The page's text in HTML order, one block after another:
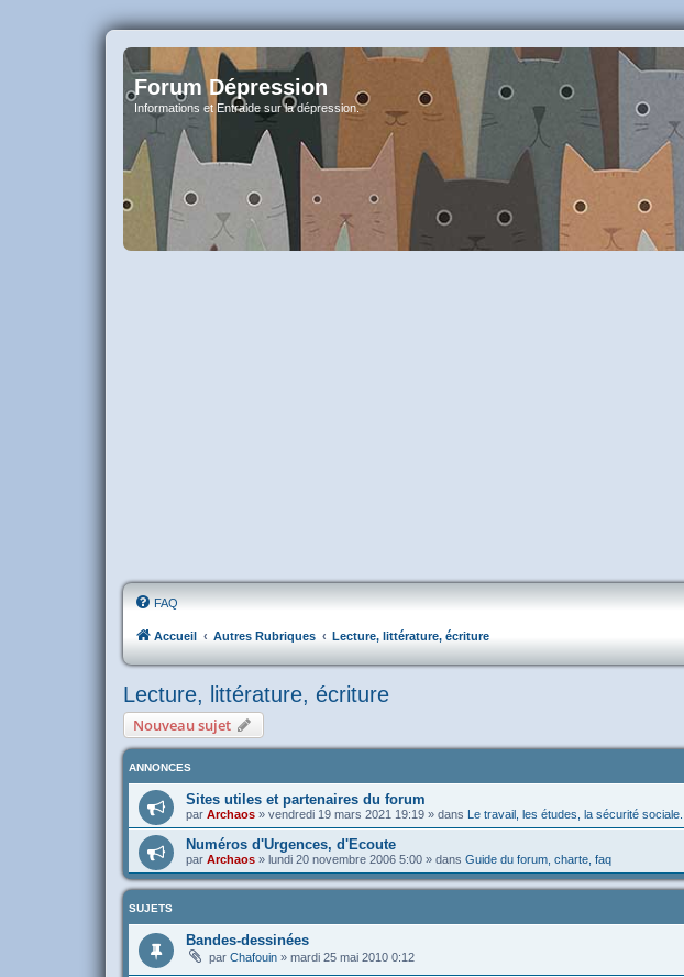
Forum Dépression
Informations et Entraide sur la dépression.
FAQ
Accueil Autres Rubriques Lecture, littérature, écriture
Lecture, littérature, écriture
Nouveau sujet
ANNONCES
Sites utiles et partenaires du forum
par Archaos » vendredi 19 mars 2021 19:19 » dans Le travail, les études, la sécurité sociale...
Numéros d'Urgences, d'Ecoute
par Archaos » lundi 20 novembre 2006 5:00 » dans Guide du forum, charte, faq
SUJETS
Bandes-dessinées
par Chafouin » mardi 25 mai 2010 0:12